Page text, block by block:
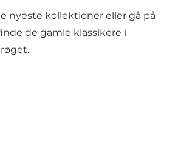
nyeste kollektioner eller gå på
de gamle klassikere i